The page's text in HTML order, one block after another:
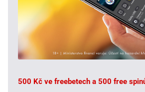
500 Kč ve freebetech a 500 free